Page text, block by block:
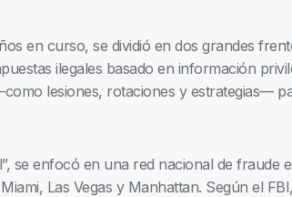
en curso, se dividió en dos grandes
ilegales basado en información
lesiones, rotaciones y estrategias—
se enfocó en una red nacional de
Las Vegas y Manhattan. Según el